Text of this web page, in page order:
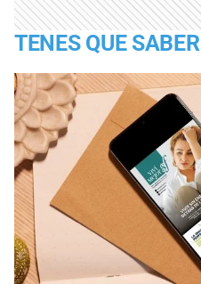
TENES QUE SABER